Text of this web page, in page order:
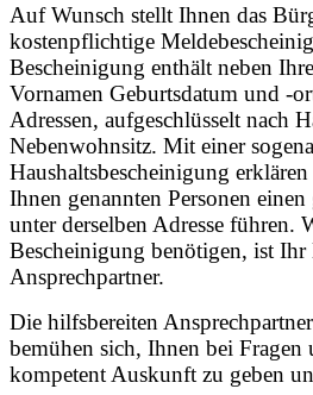
Auf Wunsch stellt Ihnen das
kostenpflichtige
Bescheinigung enthält neben
Vornamen Geburtsdatum und -
Adressen, aufgeschlüsselt nach
Nebenwohnsitz. Mit einer
Haushaltsbescheinigung
Ihnen genannten Personen
unter derselben Adresse führen.
Bescheinigung benötigen, ist
Ansprechpartner.
Die hilfsbereiten
bemühen sich, Ihnen bei Fragen
kompetent Auskunft zu geben